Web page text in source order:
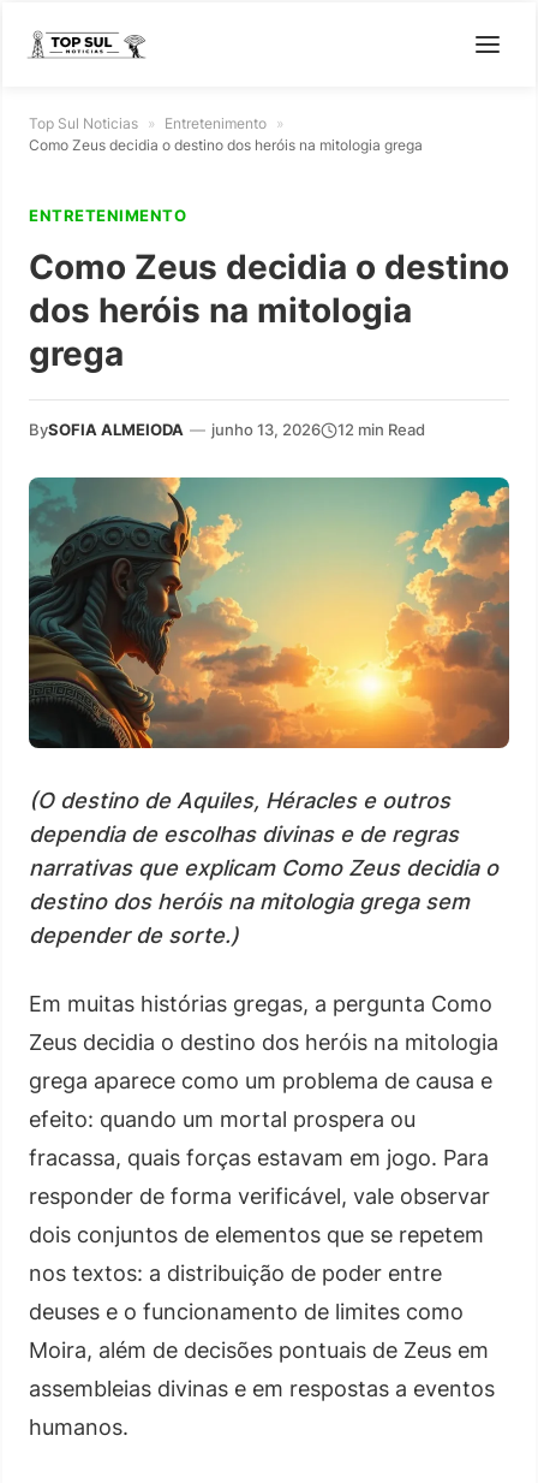
Top Sul Noticias » Entretenimento »
Como Zeus decidia o destino dos heróis na mitologia grega
ENTRETENIMENTO
Como Zeus decidia o destino
dos heróis na mitologia
grega
BySOFIA ALMEIODA — junho 13, 2026 12 min Read
(O destino de Aquiles, Héracles e outros
dependia de escolhas divinas e de regras
narrativas que explicam Como Zeus decidia o
destino dos heróis na mitologia grega sem
depender de sorte.)
Em muitas histórias gregas, a pergunta Como
Zeus decidia o destino dos heróis na mitologia
grega aparece como um problema de causa e
efeito: quando um mortal prospera ou
fracassa, quais forças estavam em jogo. Para
responder de forma verificável, vale observar
dois conjuntos de elementos que se repetem
nos textos: a distribuição de poder entre
deuses e o funcionamento de limites como
Moira, além de decisões pontuais de Zeus em
assembleias divinas e em respostas a eventos
humanos.